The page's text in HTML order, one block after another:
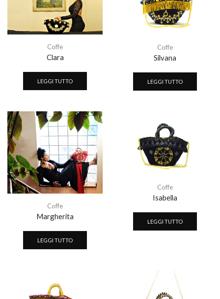
Coffe
Clara
LEGGI TUTTO
Coffe
Silvana
LEGGI TUTTO
Coffe
Margherita
LEGGI TUTTO
Coffe
Isabella
LEGGI TUTTO